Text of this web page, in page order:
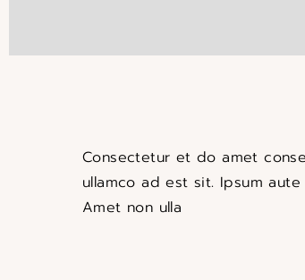
Consectetur et do amet
ullamco ad est sit. Ipsum
Amet non ulla